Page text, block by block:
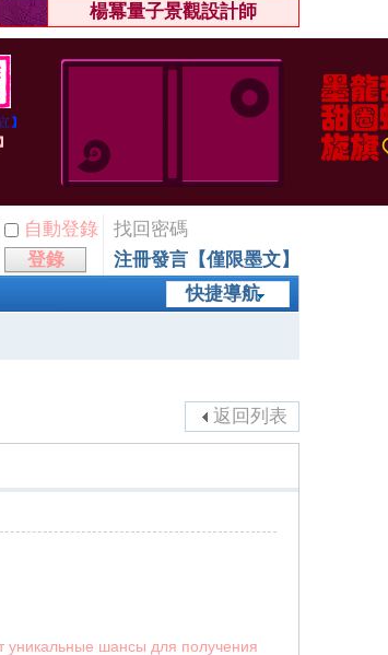
楊冪量子景觀設計師
自動登錄
找回密碼
登錄
注冊發言【僅限墨文】
快捷導航
返回列表
шансы для получения